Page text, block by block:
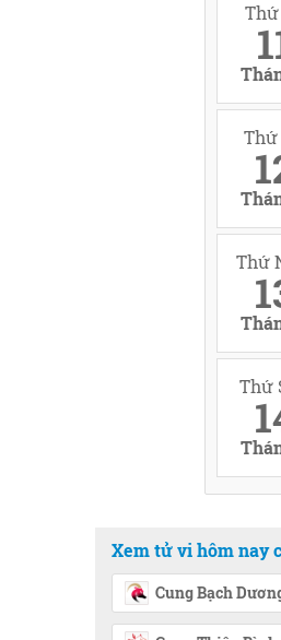
Thứ
Thứ
Thứ
Xem tử vi hôm nay
Cung Bạch